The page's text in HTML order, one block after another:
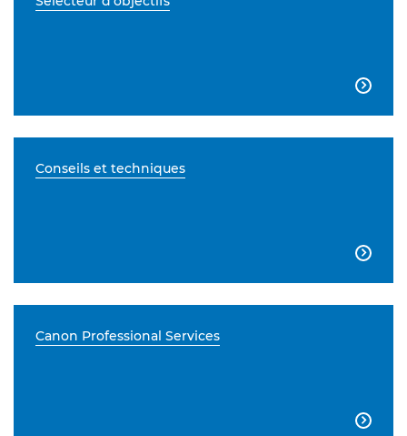

Conseils et techniques

Canon Professional Services
